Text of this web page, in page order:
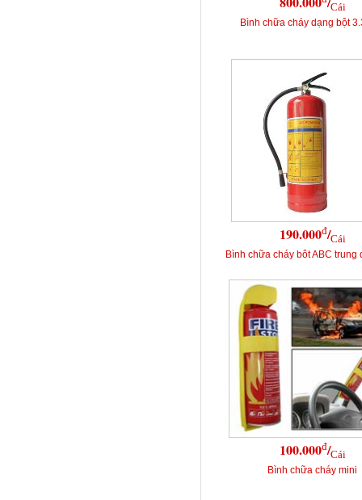
Cái
Bình chữa cháy dạng bột
190.000đ/Cái
Bình chữa cháy bôt ABC trung
100.000đ/Cái
Bình chữa cháy mini